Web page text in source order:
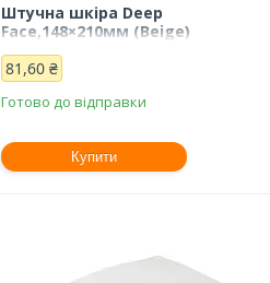
Штучна шкіра Deep
Face,148×210мм (Beige)
81,60 ₴
Готово до відправки
Купити